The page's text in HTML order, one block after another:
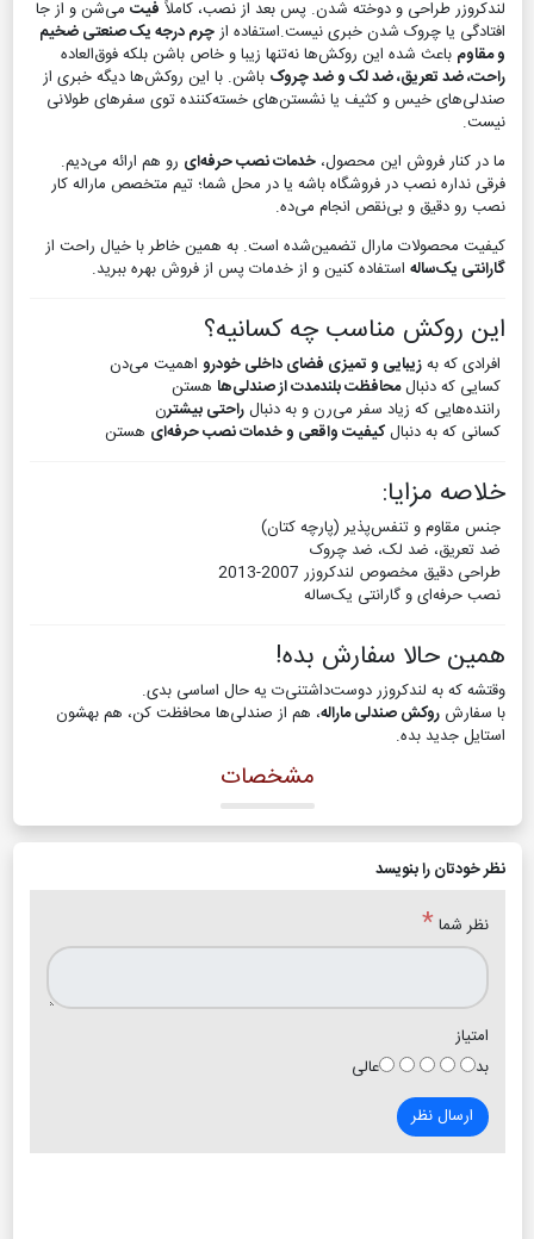
لندکروزر طراحی و دوخته شدن. پس بعد از نصب، کاملاً فیت می‌شن و از جا
افتادگی یا چروک شدن خبری نیست.استفاده ازچرم درجه یک صنعتی ضخیم
و مقاوم باعث شده این روکش‌ها نه‌تنها زیبا و خاص باشن بلکه فوق‌العاده
راحت، ضد تعریق، ضد لک و ضد چروک باشن. با این روکش‌ها دیگه خبری از
صندلی‌های خیس و کثیف یا نشستن‌های خسته‌کننده توی سفرهای طولانی
نیست.
ما در کنار فروش این محصول،خدمات نصب حرفه‌ای رو هم ارائه می‌دیم.
فرقی نداره نصب در فروشگاه باشه یا در محل شما؛ تیم متخصص ماراله کار
نصب رو دقیق و بی‌نقص انجام می‌ده.
کیفیت محصولات مارال تضمین‌شده است. به همین خاطر با خیال راحت از
گارانتی یک‌ساله استفاده کنین و از خدمات پس از فروش بهره ببرید.
این روکش مناسب چه کسانیه؟
افرادی که بهزیبایی و تمیزی فضای داخلی خودرو اهمیت می‌دن
کسایی که دنبالمحافظت بلندمدت از صندلی‌ها هستن
راننده‌هایی که زیاد سفر می‌رن و به دنبالراحتی بیشترن
کسانی که به دنبالکیفیت واقعی و خدمات نصب حرفه‌ای هستن
خلاصه مزایا:
جنس مقاوم و تنفس‌پذیر (پارچه کتان)
ضد تعریق، ضد لک، ضد چروک
طراحی دقیق مخصوص لندکروزر 2007-2013
نصب حرفه‌ای و گارانتی یک‌ساله
همین حالا سفارش بده!
وقتشه که به لندکروزر دوست‌داشتنی‌ت یه حال اساسی بدی.
با سفارشروکش صندلی ماراله، هم از صندلی‌ها محافظت کن، هم بهشون
استایل جدید بده.
مشخصات
نظر خودتان را بنویسد
نظر شما *
امتیاز
بد
عالی
ارسال نظر